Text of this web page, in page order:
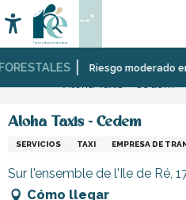
au
contenu
principal
Riesgo moderado en
Accessibilité
Buscar
--°
Página Web
Aloha Taxis - Cedem
SERVICIOS TAXI EMPRESA DE
Sur l'ensemble de l'Ile de Ré,
Cómo llegar